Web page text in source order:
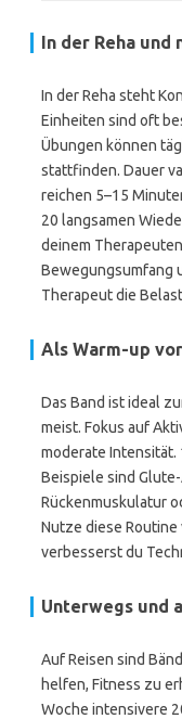
In der Reha und
In der Reha steht
Einheiten sind oft
Übungen können
stattfinden. Dauer
reichen 5–15
20 langsamen
deinem
Bewegungsumfang
Therapeut die
Als Warm-up
Das Band ist ideal
meist. Fokus auf
moderate Intensität.
Beispiele sind
Rückenmuskulatur
Nutze diese
verbesserst du
Unterwegs und
Auf Reisen sind
helfen, Fitness zu
Woche intensivere